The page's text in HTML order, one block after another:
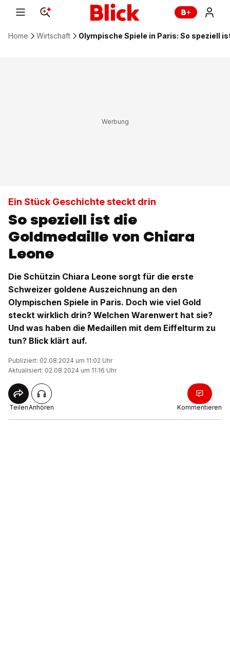
Home Wirtschaft Olympische Spiele in Paris: So speziell
Ein Stück Geschichte steckt drin
So speziell ist die
Goldmedaille von Chiara
Leone
Die Schützin Chiara Leone sorgt für die erste
Schweizer goldene Auszeichnung an den
Olympischen Spiele in Paris. Doch wie viel Gold
steckt wirklich drin? Welchen Warenwert hat sie?
Und was haben die Medaillen mit dem Eiffelturm zu
tun? Blick klärt auf.
Publiziert: 02.08.2024 um 11:02 Uhr
Aktualisiert: 02.08.2024 um 11:16 Uhr
TeilenAnhören Kommentieren